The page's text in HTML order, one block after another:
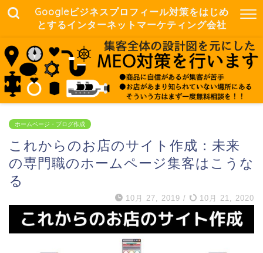
Googleビジネスプロフィール対策をはじめ
とするインターネットマーケティング会社
ホームページ・ブログ作成
これからのお店のサイト作成：未来
の専門職のホームページ集客はこうな
る
10月 27, 2019 / 10月 21, 2020